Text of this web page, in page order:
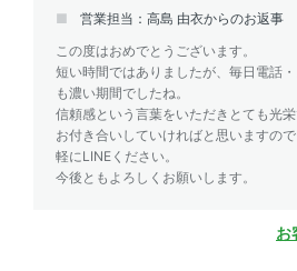
営業担当：高島 由衣からのお返事
この度はおめでとうございます。
短い時間ではありましたが、毎日電話
も濃い期間でしたね。
信頼感という言葉をいただきとても光
お付き合いしていければと思いますの
軽にLINEください。
今後ともよろしくお願いします。
お